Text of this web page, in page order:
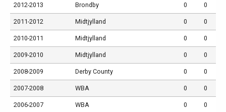
2012-2013 Brondby 0 0
2011-2012 Midtjylland 0 0
2010-2011 Midtjylland 0 0
2009-2010 Midtjylland 0 0
2008-2009 Derby County 0 0
2007-2008 WBA 0 0
2006-2007 WBA 0 0